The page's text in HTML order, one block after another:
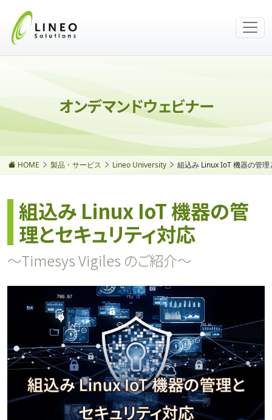
オンデマンドウェビナー
HOME 製品・サービス Lineo University 組込み Linux IoT 機器の管
組込み Linux IoT 機器の管
理とセキュリティ対応
～Timesys Vigiles のご紹介～